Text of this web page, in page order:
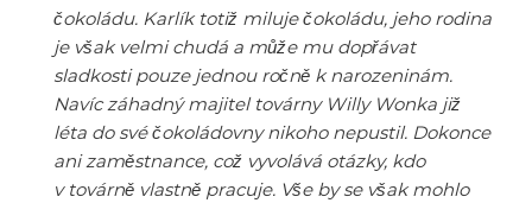
čokoládu. Karlík totiž miluje čokoládu, jeho rodina
je však velmi chudá a může mu dopřávat
sladkosti pouze jednou ročně k narozeninám.
Navíc záhadný majitel továrny Willy Wonka již
léta do své čokoládovny nikoho nepustil. Dokonce
ani zaměstnance, což vyvolává otázky, kdo
v továrně vlastně pracuje. Vše by se však mohlo